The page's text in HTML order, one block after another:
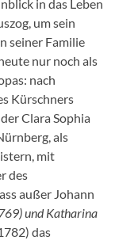
in das Leben
um sein
seiner Familie
nur noch als
nach
Kürschners
Clara Sophia
als
mit
des
außer Johann
und Katharina
das